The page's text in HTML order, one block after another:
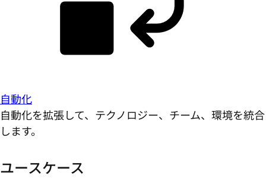
自動化
自動化を拡張して、テクノロジー、チーム、環境を統合
します。
ユースケース